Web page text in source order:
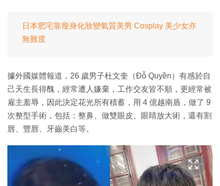
日本肥宅靠瘦身化妝變氣質美男 Cosplay 美少女亦
無難度
據外國媒體報道，26 歲男子杜文奎（Đỗ Quyền）有感於自
己天生長得醜，經常遭人嫌棄，工作交友皆不順，更經常被
雇主羞辱，因此決定花光所有積蓄，用 4 億越南盾，做了 9
次整型手術，包括：整鼻、做雙眼皮、眼睛放大術，還有割
唇、豐唇、牙齒美白等。